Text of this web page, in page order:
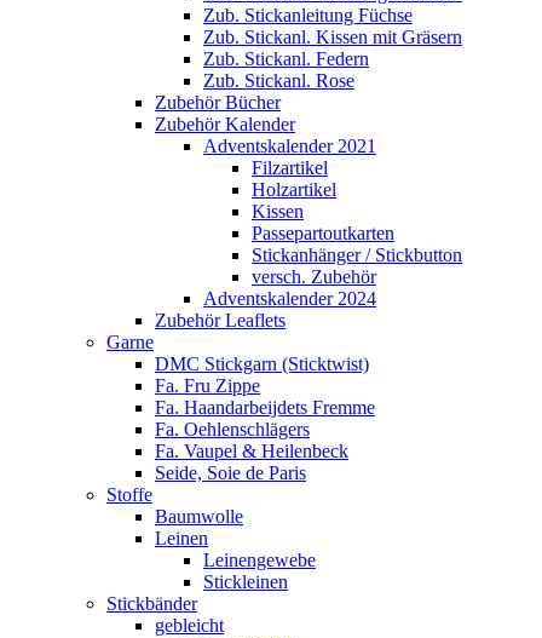
Zub. Stickanleitung Füchse
Zub. Stickanl. Kissen mit Gräsern
Zub. Stickanl. Federn
Zub. Stickanl. Rose
Zubehör Bücher
Zubehör Kalender
Adventskalender 2021
Filzartikel
Holzartikel
Kissen
Passepartoutkarten
Stickanhänger / Stickbutton
versch. Zubehör
Adventskalender 2024
Zubehör Leaflets
Garne
DMC Stickgarn (Sticktwist)
Fa. Fru Zippe
Fa. Haandarbeijdets Fremme
Fa. Oehlenschlägers
Fa. Vaupel & Heilenbeck
Seide, Soie de Paris
Stoffe
Baumwolle
Leinen
Leinengewebe
Stickleinen
Stickbänder
gebleicht